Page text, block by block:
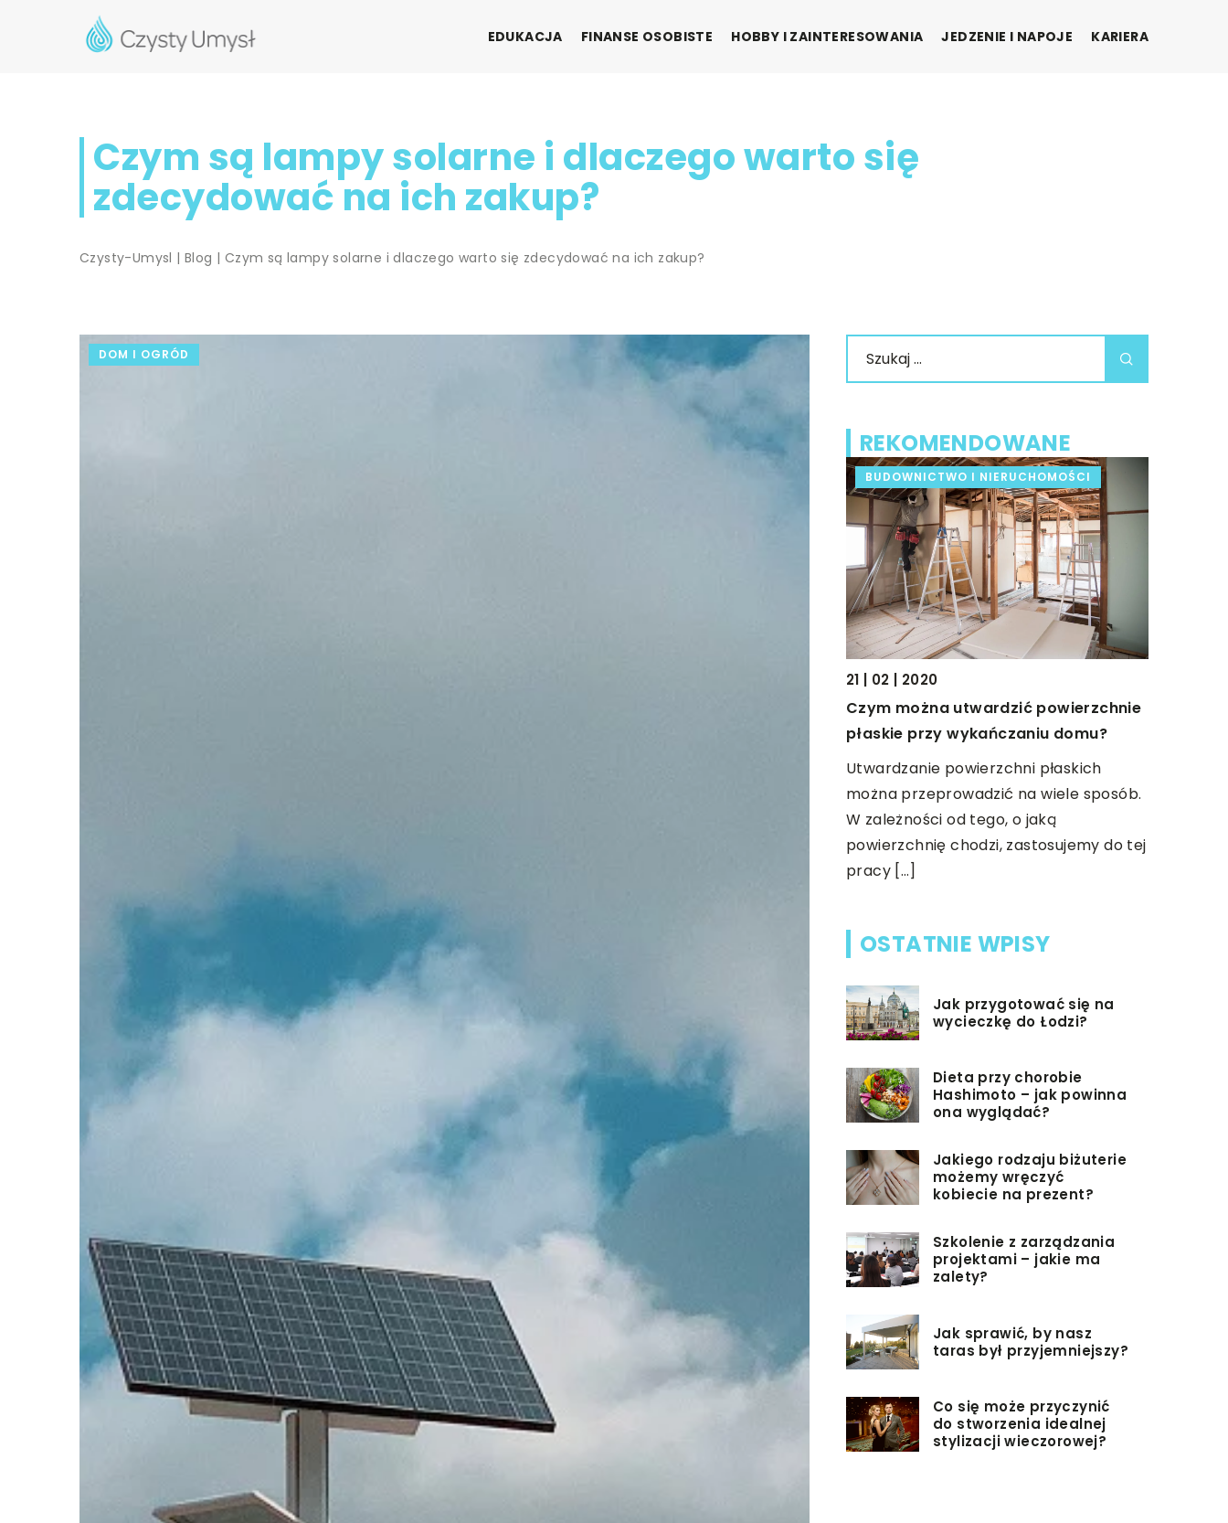
EDUKACJA FINANSE OSOBISTE HOBBY I ZAINTERESOWANIA JEDZENIE I NAPOJE KARIERA
Czym są lampy solarne i dlaczego warto się
zdecydować na ich zakup?
Czysty-Umysl |Blog | Czym są lampy solarne i dlaczego warto się zdecydować na ich zakup?
DOM I OGRÓD
REKOMENDOWANE
BUDOWNICTWO I NIERUCHOMOŚCI
21 | 02 | 2020
Czym można utwardzić powierzchnie
płaskie przy wykańczaniu domu?
Utwardzanie powierzchni płaskich
można przeprowadzić na wiele sposób.
W zależności od tego, o jaką
powierzchnię chodzi, zastosujemy do tej
pracy […]
OSTATNIE WPISY
Jak przygotować się na
wycieczkę do Łodzi?
Dieta przy chorobie
Hashimoto – jak powinna
ona wyglądać?
Jakiego rodzaju biżuterie
możemy wręczyć
kobiecie na prezent?
Szkolenie z zarządzania
projektami – jakie ma
zalety?
Jak sprawić, by nasz
taras był przyjemniejszy?
Co się może przyczynić
do stworzenia idealnej
stylizacji wieczorowej?